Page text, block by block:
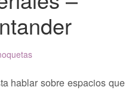
hablar sobre espacios que